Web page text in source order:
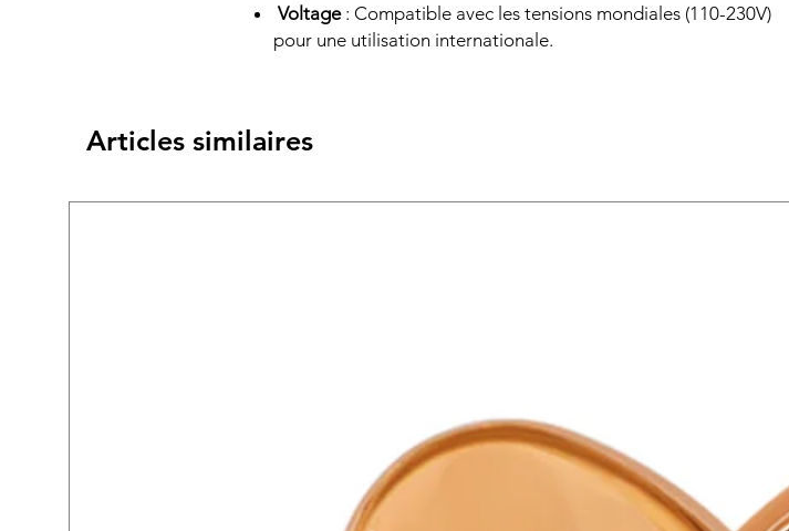
Voltage : Compatible avec les tensions mondiales (110-230V)
pour une utilisation internationale.
Articles similaires